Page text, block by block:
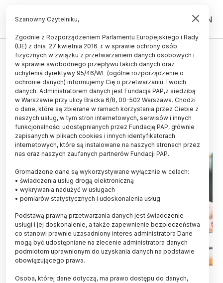
PL EN
UCZELNIE I INSTYTUCJE
NAWA rozstrzygnęła konkurs
Wsparcie Uniwersytetów
Europejskich
08.10.2024
aktualizacja: 08.10.2024
2 minuty czytania
Szanowny Czytelniku,
Zgodnie z Rozporządzeniem Parlamentu Europejskiego i Rady
(UE) z dnia 27 kwietnia 2016 r. w sprawie ochrony osób
fizycznych w związku z przetwarzaniem danych osobowych i
w sprawie swobodnego przepływu takich danych oraz
uchylenia dyrektywy 95/46/WE (ogólne rozporządzenie o
ochronie danych) informujemy Cię o przetwarzaniu Twoich
danych. Administratorem danych jest Fundacja PAP,z siedzibą
w Warszawie przy ulicy Bracka 6/8, 00-502 Warszawa. Chodzi
o dane, które są zbierane w ramach korzystania przez Ciebie z
naszych usług, w tym stron internetowych, serwisów i innych
funkcjonalności udostępnianych przez Fundację PAP, głównie
zapisanych w plikach cookies i innych identyfikatorach
internetowych, które są instalowane na naszych stronach przez
nas oraz naszych zaufanych partnerów Fundacji PAP.
Gromadzone dane są wykorzystywane wyłącznie w celach:
• świadczenia usług drogą elektroniczną
• wykrywania nadużyć w usługach
• pomiarów statystycznych i udoskonalenia usług
Podstawą prawną przetwarzania danych jest świadczenie
usługi i jej doskonalenie, a także zapewnienie bezpieczeństwa
co stanowi prawnie uzasadniony interes administratora Dane
mogą być udostępniane na zlecenie administratora danych
podmiotom uprawnionym do uzyskania danych na podstawie
obowiązującego prawa.
Osoba, której dane dotyczą, ma prawo dostępu do danych,